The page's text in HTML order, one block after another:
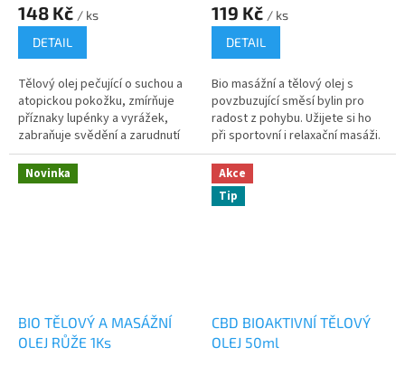
148 Kč / ks
DETAIL
Tělový olej pečující o suchou a
atopickou pokožku, zmírňuje
příznaky lupénky a vyrážek,
zabraňuje svědění a zarudnutí
kůže
119 Kč / ks
DETAIL
Bio masážní a tělový olej s
povzbuzující směsí bylin pro
radost z pohybu. Užijete si ho
při sportovní i relaxační masáži.
Novinka
BIO TĚLOVÝ A MASÁŽNÍ
OLEJ RŮŽE 1Ks
Akce
Tip
CBD BIOAKTIVNÍ TĚLOVÝ
OLEJ 50ml